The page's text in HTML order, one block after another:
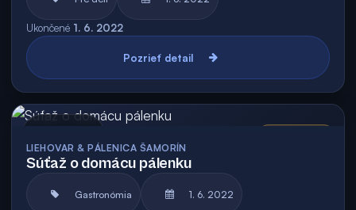
Ukončené 1. 6. 2022
Pozrieť detail
LIEHOVAR & PÁLENICA ŠAMORÍN
Súťaž o domácu pálenku
Gastronómia 1. 6. 2022